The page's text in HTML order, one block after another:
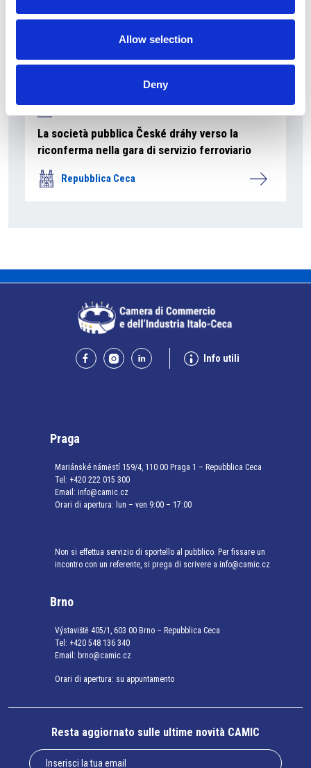
Allow selection
Deny
La società pubblica České dráhy verso la
riconferma nella gara di servizio ferroviario
Repubblica Ceca
Info utili
Praga
Mariánské náměstí 159/4, 110 00 Praga 1 – Repubblica Ceca
Tel: +420 222 015 300
Email: info@camic.cz
Orari di apertura: lun – ven 9:00 – 17:00
Non si effettua servizio di sportello al pubblico. Per fissare un
incontro con un referente, si prega di scrivere a info@camic.cz
Brno
Výstaviště 405/1, 603 00 Brno – Repubblica Ceca
Tel: +420 548 136 340
Email: brno@camic.cz
Orari di apertura: su appuntamento
Resta aggiornato sulle ultime novità CAMIC